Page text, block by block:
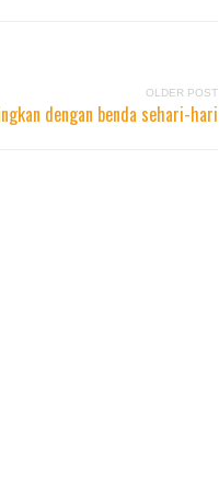
OLDER POST
dengan benda sehari-hari